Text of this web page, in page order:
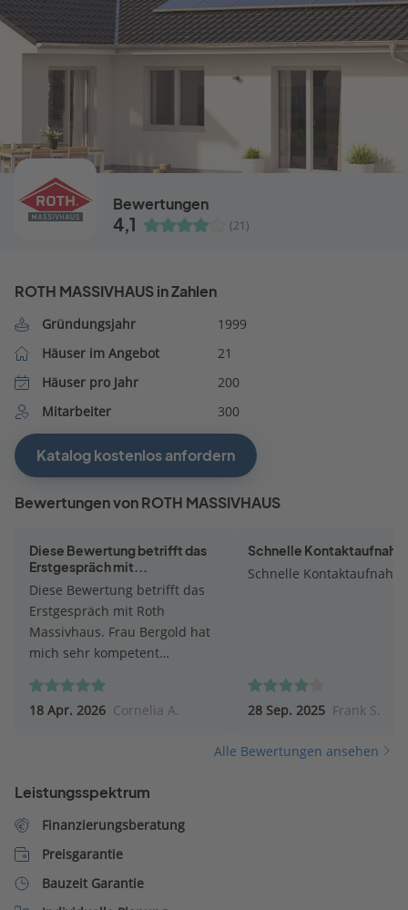
Bewertungen
4,1 (21)
ROTH MASSIVHAUS in Zahlen
Gründungsjahr
1999
Häuser im Angebot
21
Häuser pro Jahr
200
Mitarbeiter
300
Katalog kostenlos anfordern
Bewertungen von ROTH MASSIVHAUS
Diese Bewertung betrifft das
Erstgespräch mit...
Diese Bewertung betrifft das
Erstgespräch mit Roth
Massivhaus. Frau Bergold hat
mich sehr kompetent
Besonders war, dass sie auf
die Besonderheiten des
18 Apr. 2026 Cornelia A.
Schnelle
Schnelle
28 Sep. 2025 Frank S.
Alle Bewertungen ansehen
Leistungsspektrum
Finanzierungsberatung
Preisgarantie
Bauzeit Garantie